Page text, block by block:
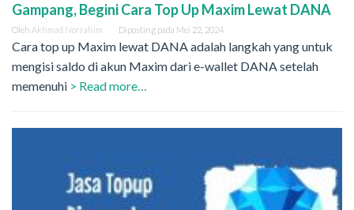
Gampang, Begini Cara Top Up Maxim Lewat DANA
Oleh Akhmad Norrahim Diposting pada Mei 22, 2024
Cara top up Maxim lewat DANA adalah langkah yang untuk
mengisi saldo di akun Maxim dari e-wallet DANA setelah
memenuhi > Read more…